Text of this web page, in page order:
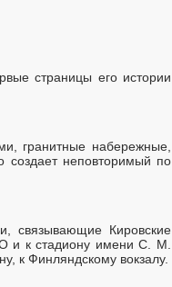
страницы его истории
гранитные набережные,
создает неповторимый по
связывающие Кировские
и к стадиону имени С. М.
к Финляндскому вокзалу.